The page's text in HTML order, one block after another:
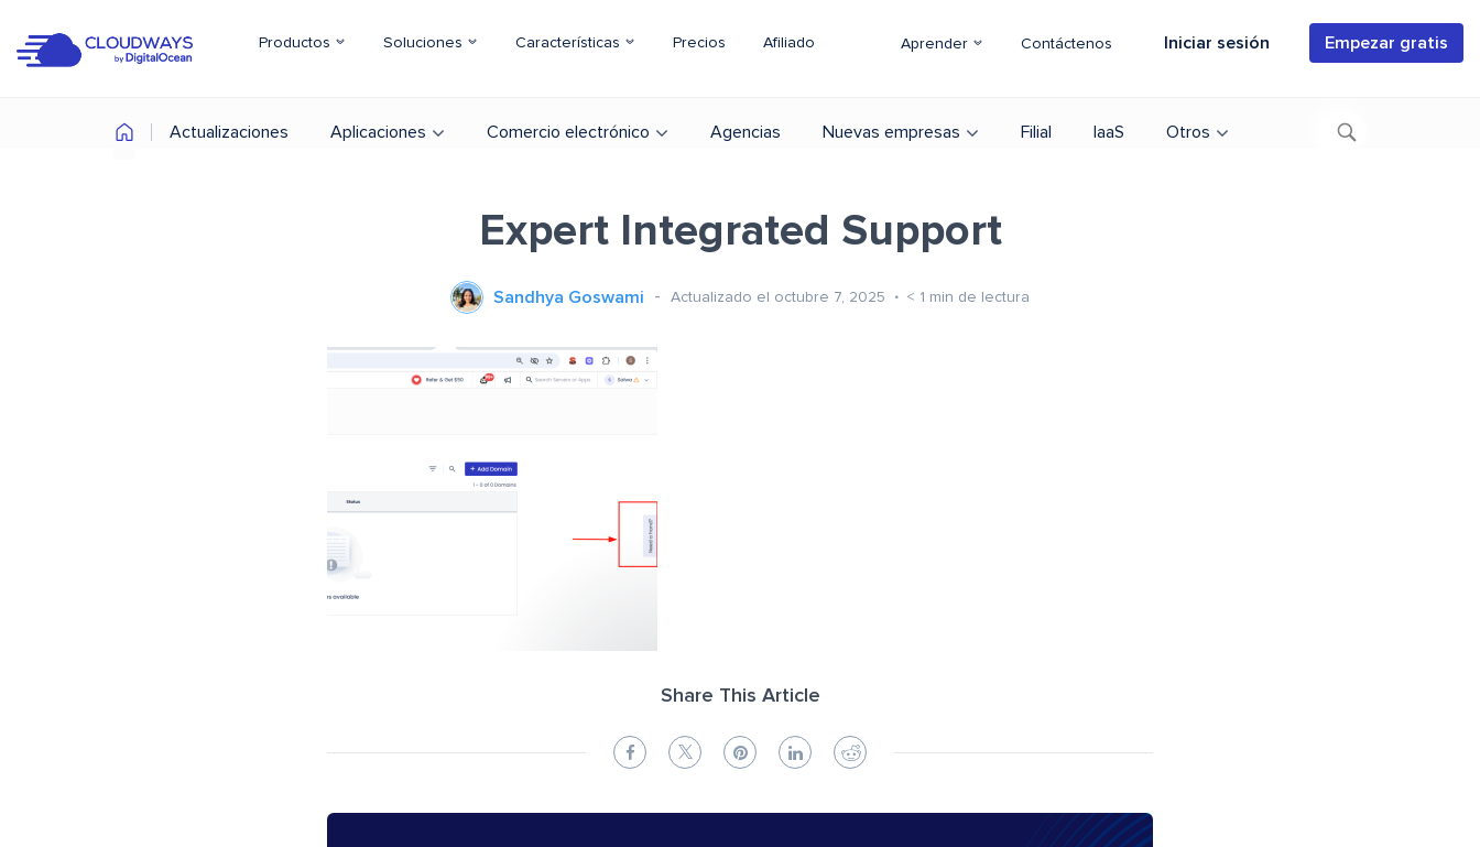
Productos Soluciones Características Precios Afiliado Aprender Contáctenos Iniciar sesión Empezar gratis
Actualizaciones Aplicaciones Comercio electrónico Agencias Nuevas empresas Filial IaaS Otros
Expert Integrated Support
Sandhya Goswami Actualizado el octubre 7, 2025 < 1 min de lectura
Share This Article